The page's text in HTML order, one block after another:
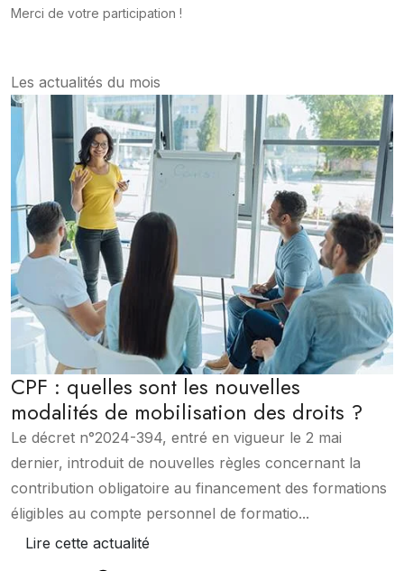
Merci de votre participation !
Les actualités du mois
CPF : quelles sont les nouvelles
modalités de mobilisation des droits ?
Le décret n°2024-394, entré en vigueur le 2 mai
dernier, introduit de nouvelles règles concernant la
contribution obligatoire au financement des formations
éligibles au compte personnel de formatio...
Lire cette actualité